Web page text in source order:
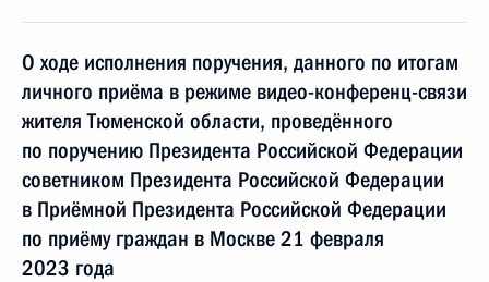
О ходе исполнения поручения, данного по итогам
личного приёма в режиме видео-конференц-связи
жителя Тюменской области, проведённого
по поручению Президента Российской Федерации
советником Президента Российской Федерации
в Приёмной Президента Российской Федерации
по приёму граждан в Москве 21 февраля
2023 года